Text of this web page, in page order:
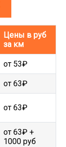
Цены в руб
за км
от 53₽
от 63₽
от 63₽
от 63₽ +
1000 руб